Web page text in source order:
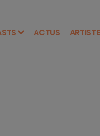
ACTUS